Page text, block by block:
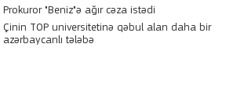
15:28
Nigarı komaya salan
Prokuror "Beniz"ə ağır cəza istədi
Çinin TOP universitetinə qəbul alan daha bir
azərbaycanlı tələbə